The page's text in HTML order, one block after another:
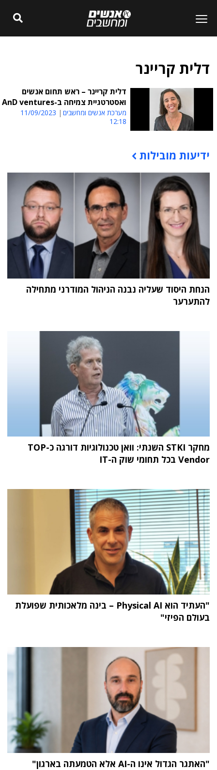
דלית קריינר
דלית קריינר – ראש תחום אנשים
ואסטרטגיית צמיחה ב-AnD ventures
מערכת אנשים ומחשבים
11/09/2023
12:18
תוכן פרסומי
ידיעות מובילות
הנחת היסוד שעליה נבנה הניהול המודרני מתחילה
להתערער
מחקר STKI השנתי: וואן טכנולוגיות דורגה כ-TOP
Vendor בכל תחומי שוק ה-IT
"העתיד הוא Physical AI – בינה מלאכותית שפועלת
בעולם הפיזי"
"האתגר הגדול אינו ה-AI אלא הטמעתה בארגון"